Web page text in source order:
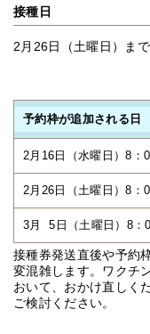
接種日
2月26日（土曜日）ま
予約枠が追加される日
2月16日（水曜日）8：
2月26日（土曜日）8：
3月 5日（土曜日）8：
接種券発送直後や予約
変混雑します。ワクチ
おいて、おかけ直しく
ご検討ください。